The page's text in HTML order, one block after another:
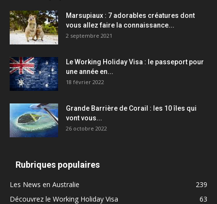
Marsupiaux : 7 adorables créatures dont
vous allez faire la connaissance...
2 septembre 2021
Le Working Holiday Visa : le passeport pour
une année en...
18 février 2022
Grande Barrière de Corail : les 10 îles qui
vont vous...
26 octobre 2022
Rubriques populaires
Les News en Australie
239
Découvrez le Working Holiday Visa
63